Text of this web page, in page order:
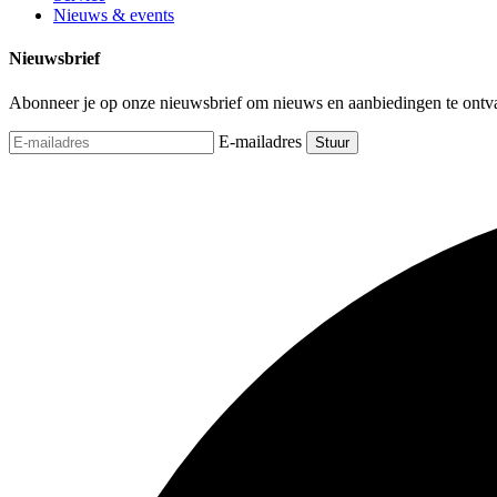
Nieuws & events
Nieuwsbrief
Abonneer je op onze nieuwsbrief om nieuws en aanbiedingen te
E-mailadres